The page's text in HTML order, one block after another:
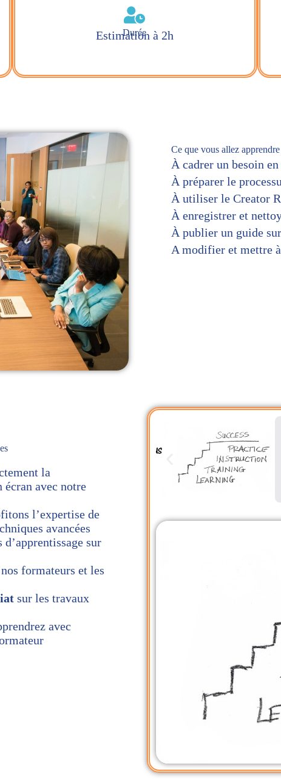
Durée
Estimation à 2h
Ce que vous allez apprendre
À cadrer un besoin
À préparer le
À utiliser le Creator
À enregistrer et
À publier un guide
A modifier et mettre
la
écran avec notre
l’expertise de
avancées
sur
formateurs et les
sur les travaux
avec